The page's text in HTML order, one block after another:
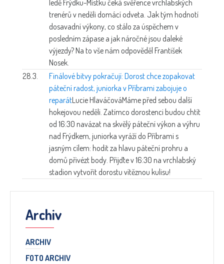
ledě Frýdku-Místku čeká svěřence vrchlabských
trenérů v neděli domácí odveta. Jak tým hodnotí
dosavadní výkony, co stálo za úspěchem v
posledním zápase a jak náročné jsou daleké
výjezdy? Na to vše nám odpověděl František
Nosek.
28.3.
Finálové bitvy pokračují: Dorost chce zopakovat
páteční radost, juniorka v Příbrami zabojuje o
reparátLucie HlaváčováMáme před sebou další
hokejovou neděli. Zatímco dorostenci budou chtít
od 16:30 navázat na skvělý páteční výkon a výhru
nad Frýdkem, juniorka vyráží do Příbrami s
jasným cílem: hodit za hlavu páteční prohru a
domů přivézt body. Přijďte v 16:30 na vrchlabský
stadion vytvořit dorostu vítěznou kulisu!
Archiv
ARCHIV
FOTO ARCHIV